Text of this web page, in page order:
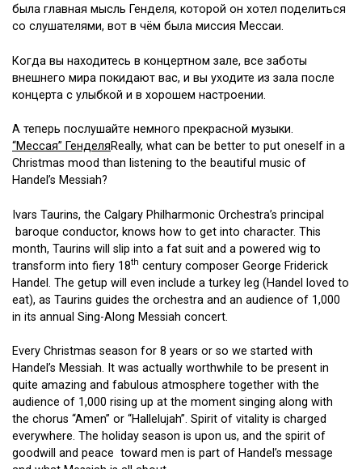
была главная мысль Генделя, которой он хотел поделиться
со слушателями, вот в чём была миссия Мессаи.
Когда вы находитесь в концертном зале, все заботы
внешнего мира покидают вас, и вы уходите из зала после
концерта с улыбкой и в хорошем настроении.
А теперь послушайтe немного прекрасной музыки.
“Мессая” ГенделяReally, what can be better to put oneself in a
Christmas mood than listening to the beautiful music of
Handel’s Messiah?
Ivars Taurins, the Calgary Philharmonic Orchestra’s principal
baroque conductor, knows how to get into character. This
month, Taurins will slip into a fat suit and a powered wig to
transform into fiery 18th century composer George Friderick
Handel. The getup will even include a turkey leg (Handel loved to
eat), as Taurins guides the orchestra and an audience of 1,000
in its annual Sing-Along Messiah concert.
Every Christmas season for 8 years or so we started with
Handel’s Messiah. It was actually worthwhile to be present in
quite amazing and fabulous atmosphere together with the
audience of 1,000 rising up at the moment singing along with
the chorus “Amen” or “Hallelujah”. Spirit of vitality is charged
everywhere. The holiday season is upon us, and the spirit of
goodwill and peace toward men is part of Handel’s message